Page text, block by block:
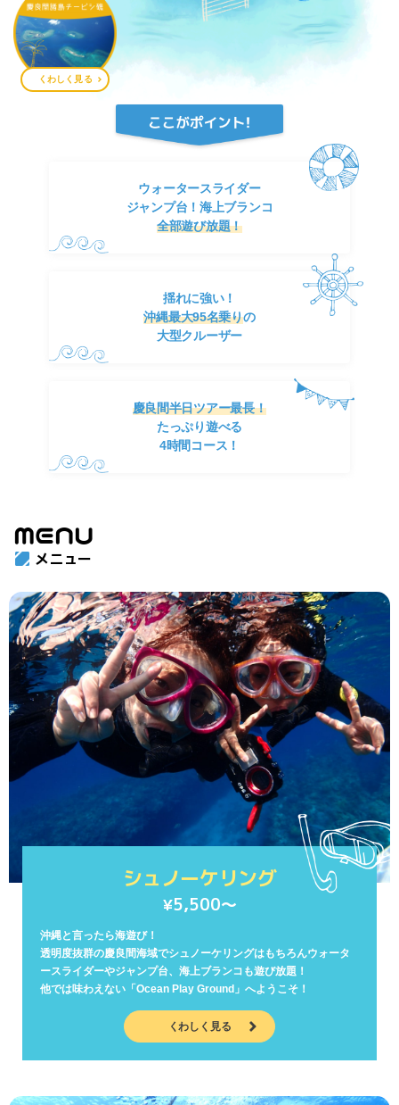
くわしく見る
ウォータースライダー
ジャンプ台！海上ブランコ
全部遊び放題！
揺れに強い！
沖縄最大95名乗りの
大型クルーザー
慶良間半日ツアー最長！
たっぷり遊べる
4時間コース！
MENU
メニュー
シュノーケリング
¥5,500〜
沖縄と言ったら海遊び！
透明度抜群の慶良間海域でシュノーケリングはもちろんウォータ
ースライダーやジャンプ台、海上ブランコも遊び放題！
他では味わえない「Ocean Play Ground」へようこそ！
くわしく見る